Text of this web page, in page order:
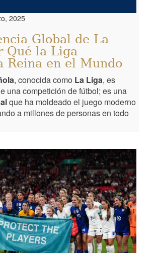
2025
Global de La
Qué la Liga
Reina en el Mundo
, conocida como La Liga, es
una competición de fútbol; es una
que ha moldeado el juego moderno
a millones de personas en todo